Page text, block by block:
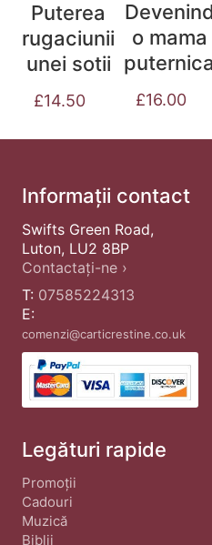
Puterea
rugaciunii
unei sotii
£14.50
o mama
£16.00
Informații contact
Swifts Green Road,
Luton, LU2 8BP
Contactați-ne ›
T: 07585224313
E:
comenzi@carticrestine.co.uk
Legături rapide
Promoții
Cadouri
Muzică
Biblii